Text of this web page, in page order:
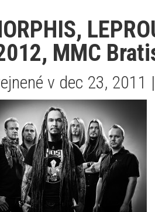
MMC
v dec 23, 2011 |